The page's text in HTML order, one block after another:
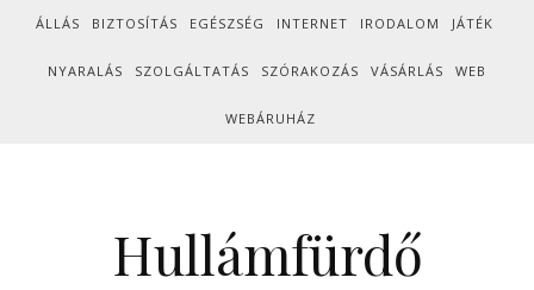
Skip to content
ÁLLÁS BIZTOSÍTÁS EGÉSZSÉG INTERNET IRODALOM JÁTÉK
NYARALÁS SZOLGÁLTATÁS SZÓRAKOZÁS VÁSÁRLÁS WEB
WEBÁRUHÁZ
Hullámfürdő